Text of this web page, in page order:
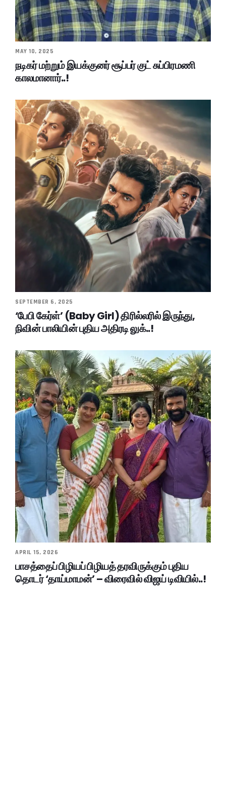
MAY 10, 2025
நடிகர் மற்றும் இயக்குனர் சூப்பர் குட் சுப்பிரமணி
காலமானார்..!
SEPTEMBER 6, 2025
‘பேபி கேர்ள்’ (Baby Girl) திரில்லரில் இருந்து,
நிவின் பாலியின் புதிய அதிரடி லுக்..!
APRIL 15, 2026
பாசத்தைப் பிழியப் பிழியத் தரவிருக்கும் புதிய
தொடர் ‘தாய்மாமன்’ – விரைவில் விஜய் டிவியில்..!